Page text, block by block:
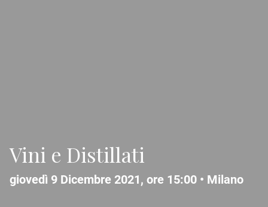
Vini e Distillati
giovedì 9 Dicembre 2021, ore 15:00 • Milano